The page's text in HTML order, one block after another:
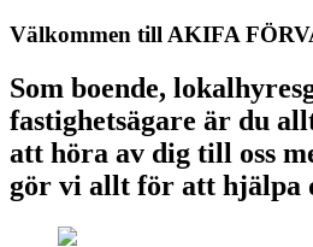
Välkommen till AKIFA
Som boende,
fastighetsägare är du
att höra av dig till oss
gör vi allt för att hjälpa